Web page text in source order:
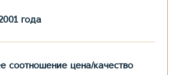
года
соотношение цена/качество